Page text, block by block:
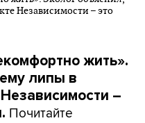
жить».
липы в
–
Почитайте